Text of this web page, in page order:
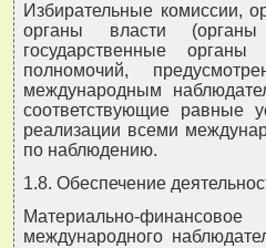
Избирательные комиссии,
органы власти
государственные
полномочий,
международным
соответствующие равные
реализации всеми
по наблюдению.
1.8. Обеспечение
Материально-
международного